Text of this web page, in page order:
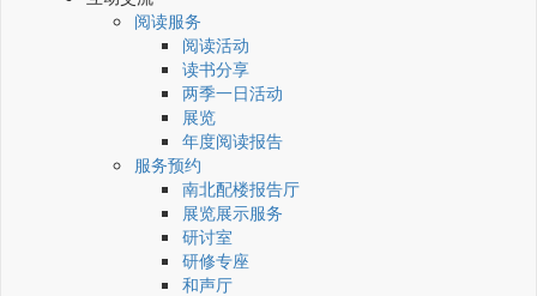
阅读服务
阅读活动
读书分享
两季一日活动
展览
年度阅读报告
服务预约
南北配楼报告厅
展览展示服务
研讨室
研修专座
和声厅